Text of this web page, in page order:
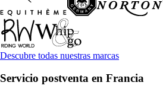
Descubre todas nuestras marcas
Servicio postventa en Francia